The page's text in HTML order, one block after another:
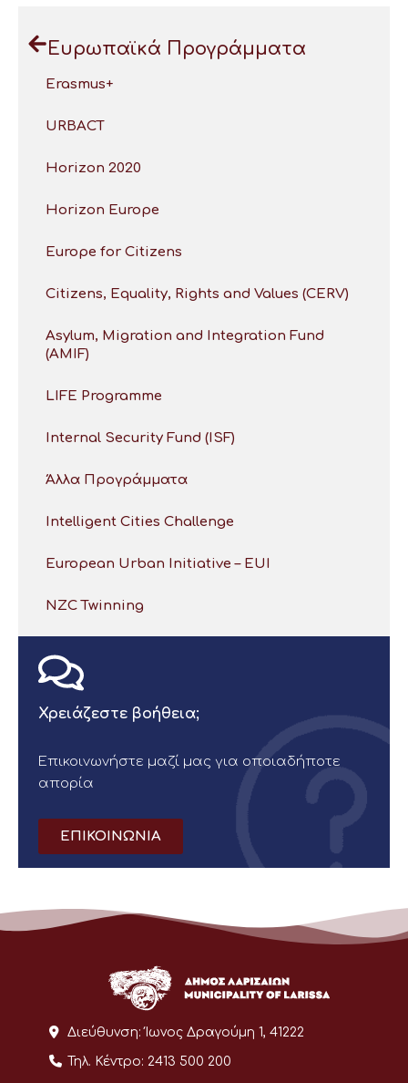
Ευρωπαϊκά Προγράμματα
Erasmus+
URBACT
Horizon 2020
Horizon Europe
Europe for Citizens
Citizens, Equality, Rights and Values (CERV)
Asylum, Migration and Integration Fund
(AMIF)
LIFE Programme
Internal Security Fund (ISF)
Άλλα Προγράμματα
Intelligent Cities Challenge
European Urban Initiative – EUI
NZC Twinning
Χρειάζεστε βοήθεια;
Επικοινωνήστε μαζί μας για οποιαδήποτε
απορία
ΕΠΙΚΟΙΝΩΝΙΑ
Διεύθυνση: Ίωνος Δραγούμη 1, 41222
Τηλ. Κέντρο: 2413 500 200